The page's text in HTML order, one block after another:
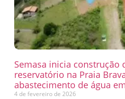
Semasa inicia construção
reservatório na Praia
abastecimento de água
4 de fevereiro de 2026